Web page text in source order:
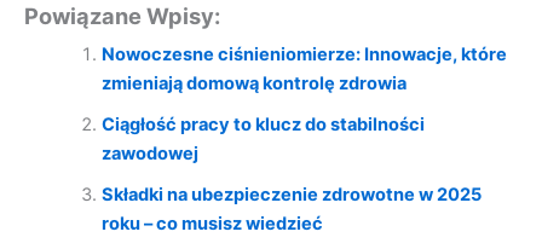
Powiązane Wpisy:
Nowoczesne ciśnieniomierze: Innowacje, które
zmieniają domową kontrolę zdrowia
Ciągłość pracy to klucz do stabilności
zawodowej
Składki na ubezpieczenie zdrowotne w 2025
roku – co musisz wiedzieć